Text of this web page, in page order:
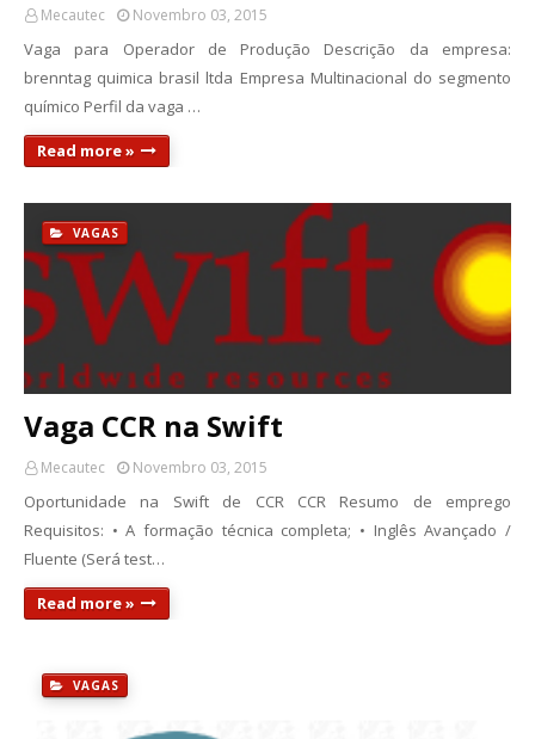
Mecautec Novembro 03, 2015
Vaga para Operador de Produção Descrição da empresa:
brenntag quimica brasil ltda Empresa Multinacional do segmento
químico Perfil da vaga …
Read more »
VAGAS
Vaga CCR na Swift
Mecautec Novembro 03, 2015
Oportunidade na Swift de CCR CCR Resumo de emprego
Requisitos: • A formação técnica completa; • Inglês Avançado /
Fluente (Será test…
Read more »
VAGAS